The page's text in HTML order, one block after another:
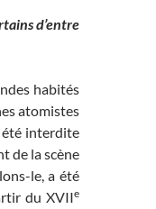
d’entre
habités
atomistes
été interdite
de la scène
le, a été
du XVIIe